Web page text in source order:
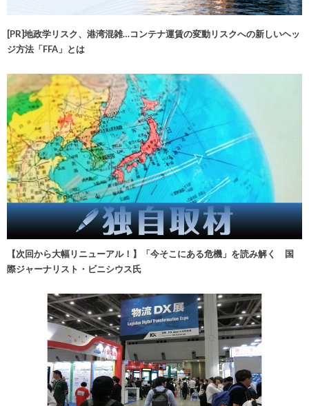
[PR]地政学リスク、港湾混雑…コンテナ運賃の変動リスクへの新しいヘッ
ジ方法「FFA」とは
【次回から大幅リニューアル！】「今そこにある危機」を読み解く 国
際ジャーナリスト・ビニシウス氏